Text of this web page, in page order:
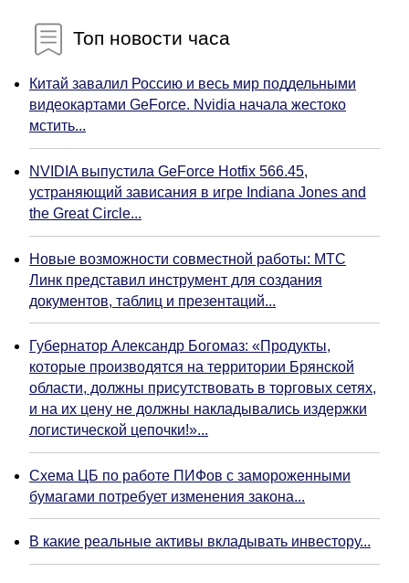
Топ новости часа
Китай завалил Россию и весь мир поддельными
видеокартами GeForce. Nvidia начала жестоко
мстить...
NVIDIA выпустила GeForce Hotfix 566.45,
устраняющий зависания в игре Indiana Jones and
the Great Circle...
Новые возможности совместной работы: МТС
Линк представил инструмент для создания
документов, таблиц и презентаций...
Губернатор Александр Богомаз: «Продукты,
которые производятся на территории Брянской
области, должны присутствовать в торговых сетях,
и на их цену не должны накладывались издержки
логистической цепочки!»...
Схема ЦБ по работе ПИФов с замороженными
бумагами потребует изменения закона...
В какие реальные активы вкладывать инвестору...